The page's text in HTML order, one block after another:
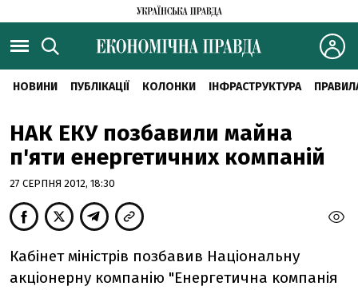
НОВИНИ ПУБЛІКАЦІЇ КОЛОНКИ ІНФРАСТРУКТУРА
НАК ЕКУ позбавили майна
п'яти енергетичних компаній
27 СЕРПНЯ 2012, 18:30
Кабінет міністрів позбавив Національну
акціонерну компанію "Енергетична компанія